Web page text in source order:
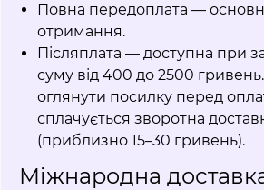
Повна передоплата —
отримання.
Післяплата — доступна при
суму від 400 до 2500
оглянути посилку перед
сплачується зворотна
(приблизно 15–30 гривень).
Міжнародна